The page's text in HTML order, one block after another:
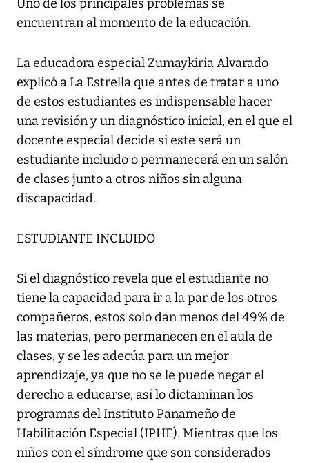
Uno de los principales problemas se
encuentran al momento de la educación.
La educadora especial Zumaykiria Alvarado
explicó a La Estrella que antes de tratar a uno
de estos estudiantes es indispensable hacer
una revisión y un diagnóstico inicial, en el que el
docente especial decide si este será un
estudiante incluido o permanecerá en un salón
de clases junto a otros niños sin alguna
discapacidad.
ESTUDIANTE INCLUIDO
Si el diagnóstico revela que el estudiante no
tiene la capacidad para ir a la par de los otros
compañeros, estos solo dan menos del 49% de
las materias, pero permanecen en el aula de
clases, y se les adecúa para un mejor
aprendizaje, ya que no se le puede negar el
derecho a educarse, así lo dictaminan los
programas del Instituto Panameño de
Habilitación Especial (IPHE). Mientras que los
niños con el síndrome que son considerados